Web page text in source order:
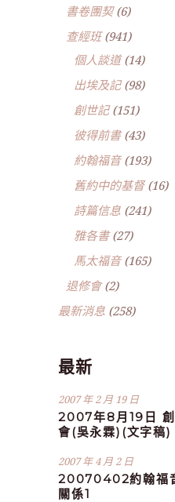
書卷團契(6)
查經班(941)
個人談道(14)
出埃及記(98)
創世記(151)
彼得前書(43)
約翰福音(193)
舊約中的基督(16)
詩篇信息 (241)
雅各書(27)
馬太福音(165)
退修會(2)
最新消息 (258)
最新
2007 年 2 月 19 日
2007年8月19日 創
會(吳永霖)(文字稿)
2007 年 4 月 2 日
20070402約翰福
關係1